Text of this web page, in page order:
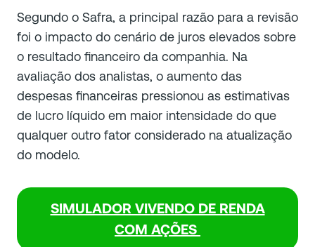
Segundo o Safra, a principal razão para a revisão
foi o impacto do cenário de juros elevados sobre
o resultado financeiro da companhia. Na
avaliação dos analistas, o aumento das
despesas financeiras pressionou as estimativas
de lucro líquido em maior intensidade do que
qualquer outro fator considerado na atualização
do modelo.
SIMULADOR VIVENDO DE RENDA
COM AÇÕES